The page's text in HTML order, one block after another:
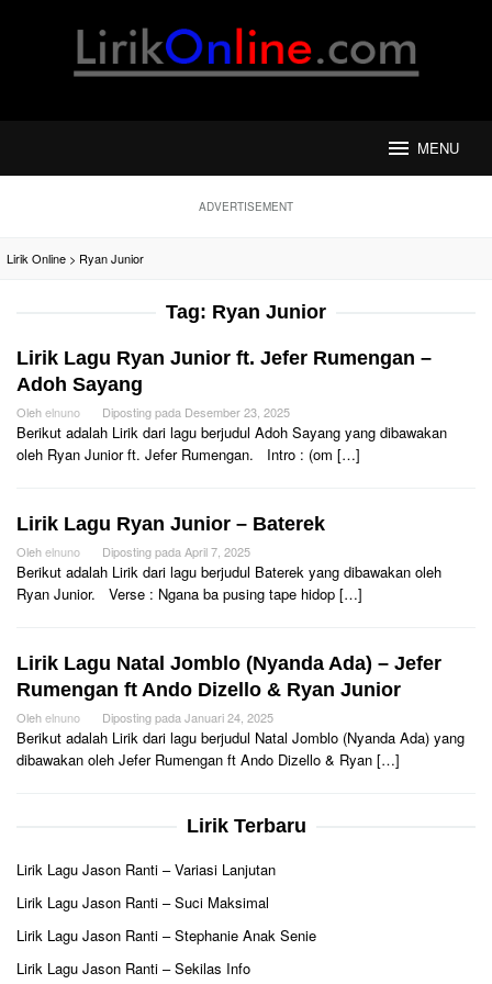
MENU
ADVERTISEMENT
Lirik Online > Ryan Junior
Tag: Ryan Junior
Lirik Lagu Ryan Junior ft. Jefer Rumengan –
Adoh Sayang
Olehelnuno Diposting pada Desember 23, 2025
Berikut adalah Lirik dari lagu berjudul Adoh Sayang yang dibawakan
oleh Ryan Junior ft. Jefer Rumengan. Intro : (om […]
Lirik Lagu Ryan Junior – Baterek
Olehelnuno Diposting pada April 7, 2025
Berikut adalah Lirik dari lagu berjudul Baterek yang dibawakan oleh
Ryan Junior. Verse : Ngana ba pusing tape hidop […]
Lirik Lagu Natal Jomblo (Nyanda Ada) – Jefer
Rumengan ft Ando Dizello & Ryan Junior
Olehelnuno Diposting pada Januari 24, 2025
Berikut adalah Lirik dari lagu berjudul Natal Jomblo (Nyanda Ada) yang
dibawakan oleh Jefer Rumengan ft Ando Dizello & Ryan […]
Lirik Terbaru
Lirik Lagu Jason Ranti – Variasi Lanjutan
Lirik Lagu Jason Ranti – Suci Maksimal
Lirik Lagu Jason Ranti – Stephanie Anak Senie
Lirik Lagu Jason Ranti – Sekilas Info